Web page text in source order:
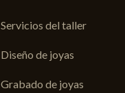
Servicios del taller
Diseño de joyas
Grabado de joyas